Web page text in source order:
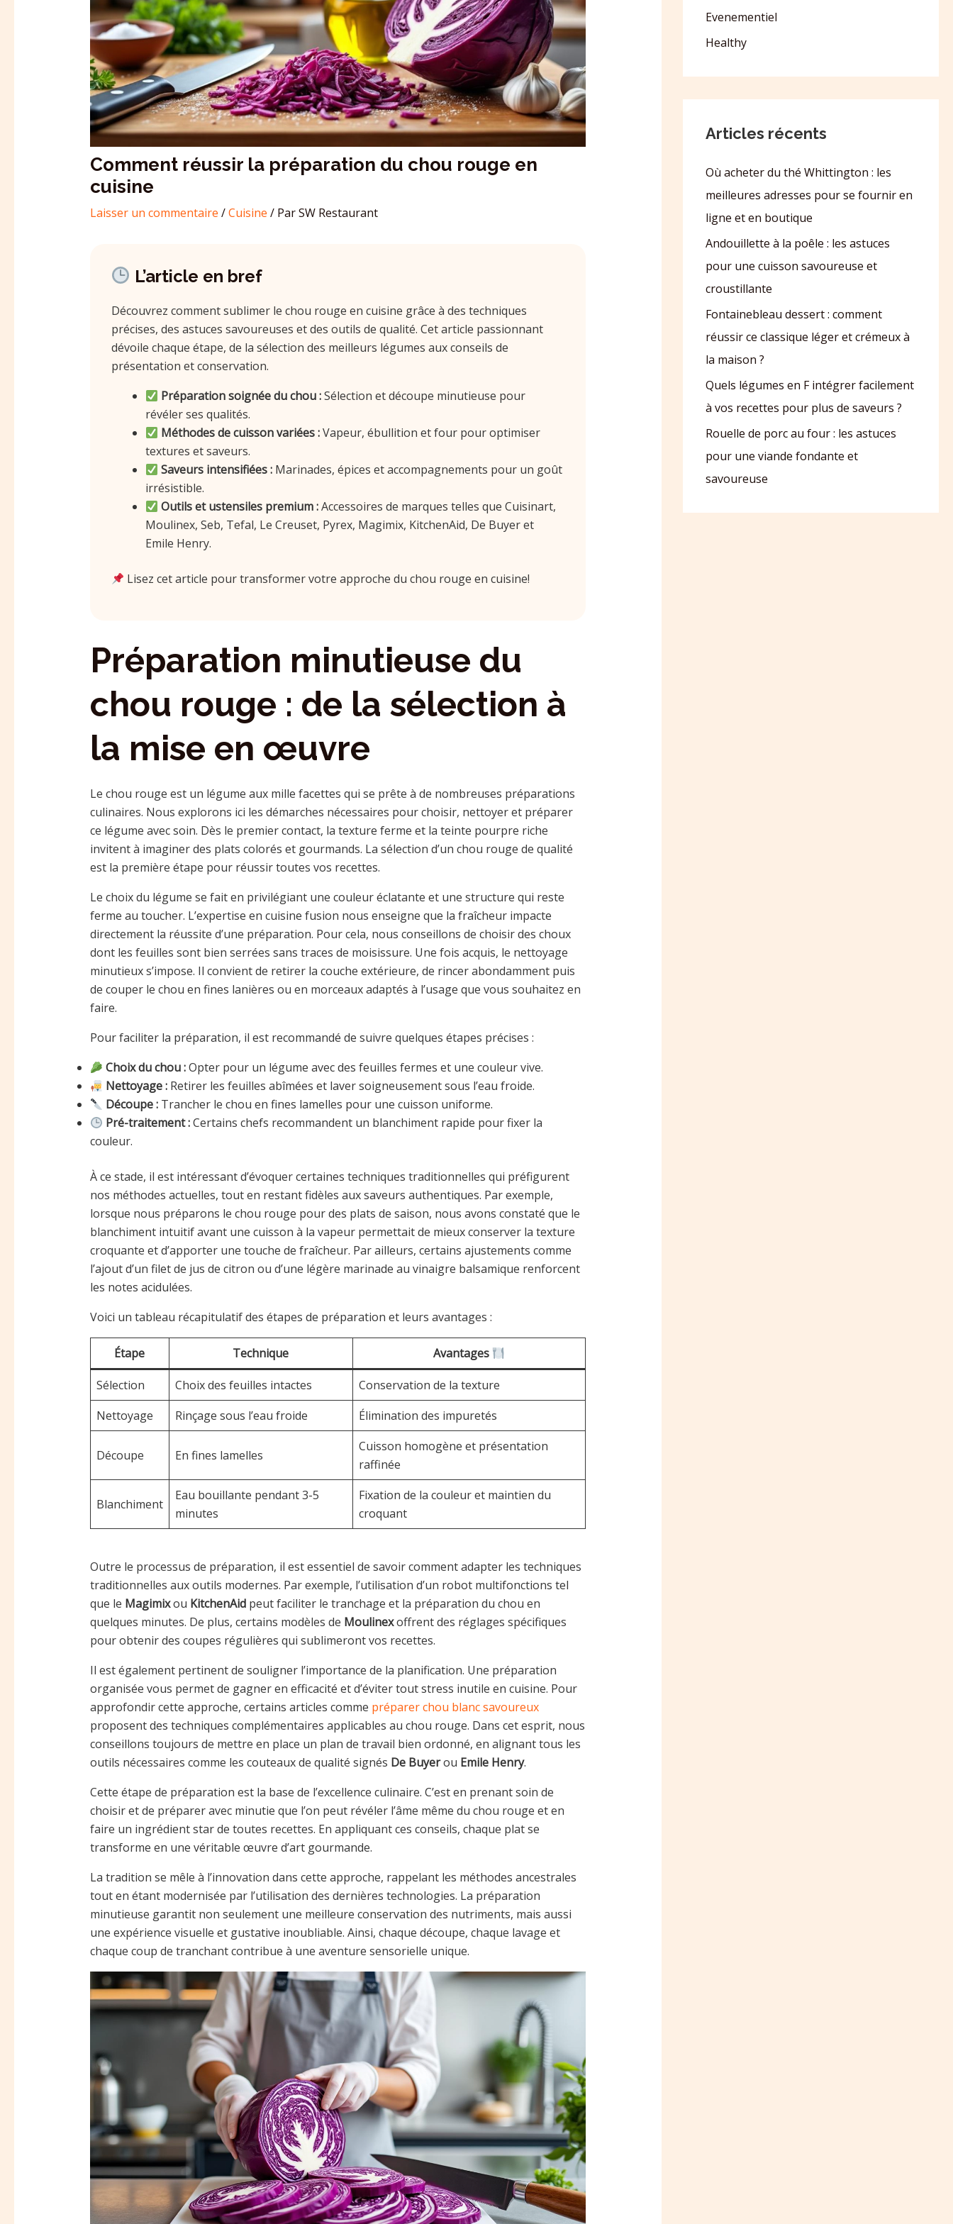
Comment réussir la préparation du chou rouge en
cuisine
Laisser un commentaire /Cuisine / ParSW Restaurant
L’article en bref
Découvrez comment sublimer le chou rouge en cuisine grâce à des techniques
précises, des astuces savoureuses et des outils de qualité. Cet article passionnant
dévoile chaque étape, de la sélection des meilleurs légumes aux conseils de
présentation et conservation.
Préparation soignée du chou :Sélection et découpe minutieuse pour
révéler ses qualités.
Méthodes de cuisson variées :Vapeur, ébullition et four pour optimiser
textures et saveurs.
Saveurs intensifiées :Marinades, épices et accompagnements pour un goût
irrésistible.
Outils et ustensiles premium :Accessoires de marques telles que Cuisinart,
Moulinex, Seb, Tefal, Le Creuset, Pyrex, Magimix, KitchenAid, De Buyer et
Emile Henry.
Lisez cet article pour transformer votre approche du chou rouge en cuisine!
Préparation minutieuse du
chou rouge : de la sélection à
la mise en œuvre
Le chou rouge est un légume aux mille facettes qui se prête à de nombreuses préparations
culinaires. Nous explorons ici les démarches nécessaires pour choisir, nettoyer et préparer
ce légume avec soin. Dès le premier contact, la texture ferme et la teinte pourpre riche
invitent à imaginer des plats colorés et gourmands. La sélection d’un chou rouge de qualité
est la première étape pour réussir toutes vos recettes.
Le choix du légume se fait en privilégiant une couleur éclatante et une structure qui reste
ferme au toucher. L’expertise en cuisine fusion nous enseigne que la fraîcheur impacte
directement la réussite d’une préparation. Pour cela, nous conseillons de choisir des choux
dont les feuilles sont bien serrées sans traces de moisissure. Une fois acquis, le nettoyage
minutieux s’impose. Il convient de retirer la couche extérieure, de rincer abondamment puis
de couper le chou en fines lanières ou en morceaux adaptés à l’usage que vous souhaitez en
faire.
Pour faciliter la préparation, il est recommandé de suivre quelques étapes précises :
Choix du chou :Opter pour un légume avec des feuilles fermes et une couleur vive.
Nettoyage :Retirer les feuilles abîmées et laver soigneusement sous l’eau froide.
Découpe :Trancher le chou en fines lamelles pour une cuisson uniforme.
Pré-traitement :Certains chefs recommandent un blanchiment rapide pour fixer la
couleur.
À ce stade, il est intéressant d’évoquer certaines techniques traditionnelles qui préfigurent
nos méthodes actuelles, tout en restant fidèles aux saveurs authentiques. Par exemple,
lorsque nous préparons le chou rouge pour des plats de saison, nous avons constaté que le
blanchiment intuitif avant une cuisson à la vapeur permettait de mieux conserver la texture
croquante et d’apporter une touche de fraîcheur. Par ailleurs, certains ajustements comme
l’ajout d’un filet de jus de citron ou d’une légère marinade au vinaigre balsamique renforcent
les notes acidulées.
Voici un tableau récapitulatif des étapes de préparation et leurs avantages :
Étape Technique Avantages
Sélection Choix des feuilles intactes
Conservation de la texture
Nettoyage
Rinçage sous l’eau froide Élimination des impuretés
Découpe En fines lamelles
Cuisson homogène et présentation
raffinée
Blanchiment
Eau bouillante pendant 3-5
minutes
Fixation de la couleur et maintien du
croquant
Outre le processus de préparation, il est essentiel de savoir comment adapter les techniques
traditionnelles aux outils modernes. Par exemple, l’utilisation d’un robot multifonctions tel
que le Magimixou KitchenAidpeut faciliter le tranchage et la préparation du chou en
quelques minutes. De plus, certains modèles de Moulinexoffrent des réglages spécifiques
pour obtenir des coupes régulières qui sublimeront vos recettes.
Il est également pertinent de souligner l’importance de la planification. Une préparation
organisée vous permet de gagner en efficacité et d’éviter tout stress inutile en cuisine. Pour
approfondir cette approche, certains articles comme préparer chou blanc savoureux
proposent des techniques complémentaires applicables au chou rouge. Dans cet esprit, nous
conseillons toujours de mettre en place un plan de travail bien ordonné, en alignant tous les
outils nécessaires comme les couteaux de qualité signés De Buyerou Emile Henry.
Cette étape de préparation est la base de l’excellence culinaire. C’est en prenant soin de
choisir et de préparer avec minutie que l’on peut révéler l’âme même du chou rouge et en
faire un ingrédient star de toutes recettes. En appliquant ces conseils, chaque plat se
transforme en une véritable œuvre d’art gourmande.
La tradition se mêle à l’innovation dans cette approche, rappelant les méthodes ancestrales
tout en étant modernisée par l’utilisation des dernières technologies. La préparation
minutieuse garantit non seulement une meilleure conservation des nutriments, mais aussi
une expérience visuelle et gustative inoubliable. Ainsi, chaque découpe, chaque lavage et
chaque coup de tranchant contribue à une aventure sensorielle unique.
Evenementiel
Healthy
Articles récents
Où acheter du thé Whittington : les
meilleures adresses pour se fournir en
ligne et en boutique
Andouillette à la poêle : les astuces
pour une cuisson savoureuse et
croustillante
Fontainebleau dessert : comment
réussir ce classique léger et crémeux à
la maison ?
Quels légumes en F intégrer facilement
à vos recettes pour plus de saveurs ?
Rouelle de porc au four : les astuces
pour une viande fondante et
savoureuse